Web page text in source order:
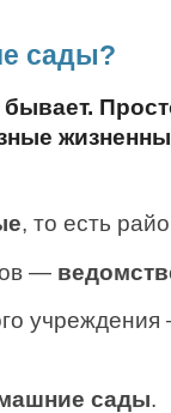
сады?
, то есть
—
сады.